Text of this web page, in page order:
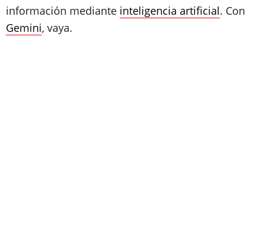
información mediante inteligencia artificial. Con
Gemini, vaya.